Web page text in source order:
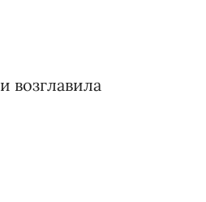
и возглавила